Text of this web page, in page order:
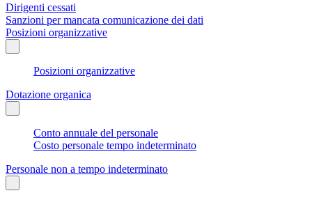
Dirigenti cessati
Sanzioni per mancata comunicazione dei dati
Posizioni organizzative
Posizioni organizzative
Dotazione organica
Conto annuale del personale
Costo personale tempo indeterminato
Personale non a tempo indeterminato